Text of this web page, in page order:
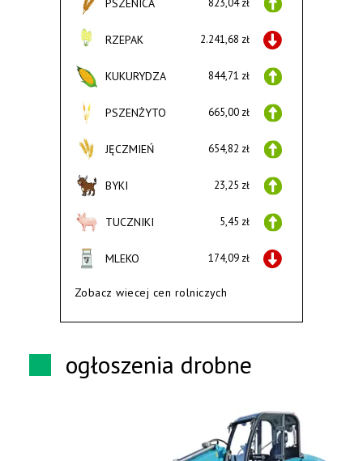
PSZENICA 823,04 zł
RZEPAK 2.241,68 zł
KUKURYDZA 844,71 zł
PSZENŻYTO 665,00 zł
JĘCZMIEŃ 654,82 zł
BYKI 23,25 zł
TUCZNIKI 5,45 zł
MLEKO 174,09 zł
Zobacz wiecej cen rolniczych
ogłoszenia drobne